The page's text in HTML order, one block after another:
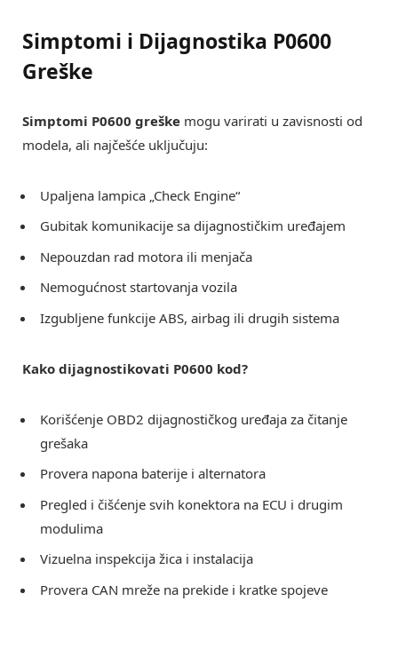
Simptomi i Dijagnostika P0600
Greške
Simptomi P0600 greške mogu varirati u zavisnosti od
modela, ali najčešće uključuju:
Upaljena lampica „Check Engine“
Gubitak komunikacije sa dijagnostičkim uređajem
Nepouzdan rad motora ili menjača
Nemogućnost startovanja vozila
Izgubljene funkcije ABS, airbag ili drugih sistema
Kako dijagnostikovati P0600 kod?
Korišćenje OBD2 dijagnostičkog uređaja za čitanje
grešaka
Provera napona baterije i alternatora
Pregled i čišćenje svih konektora na ECU i drugim
modulima
Vizuelna inspekcija žica i instalacija
Provera CAN mreže na prekide i kratke spojeve